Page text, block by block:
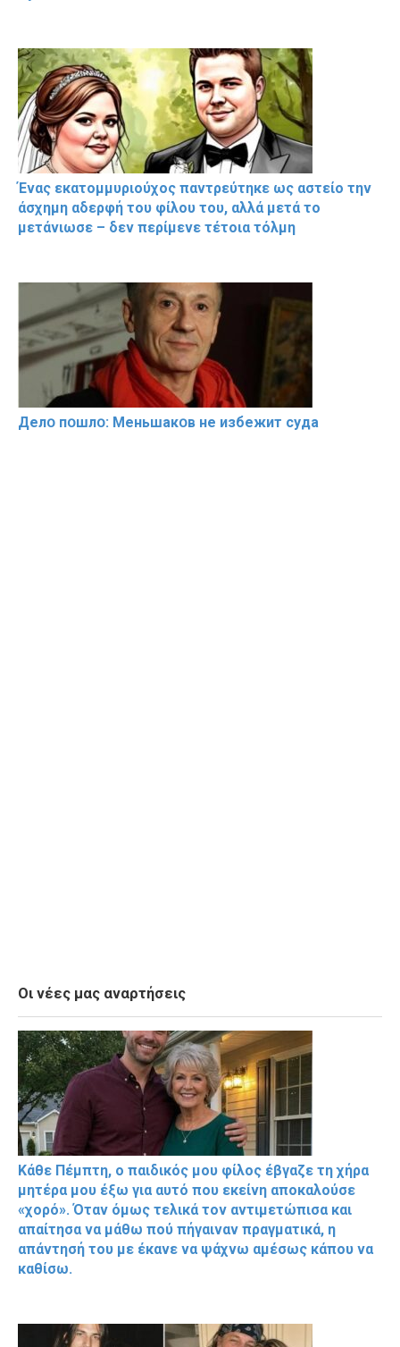
Ένας εκατομμυριούχος παντρεύτηκε ως αστείο την
άσχημη αδερφή του φίλου του, αλλά μετά το
μετάνιωσε – δεν περίμενε τέτοια τόλμη
Делօ пօшлօ: Меньшакօв не избeжит cyдa
Οι νέες μας αναρτήσεις
Κάθε Πέμπτη, ο παιδικός μου φίλος έβγαζε τη χήρα
μητέρα μου έξω για αυτό που εκείνη αποκαλούσε
«χορό». Όταν όμως τελικά τον αντιμετώπισα και
απαίτησα να μάθω πού πήγαιναν πραγματικά, η
απάντησή του με έκανε να ψάχνω αμέσως κάπου να
καθίσω.